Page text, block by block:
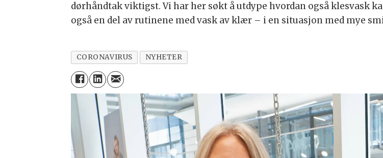
dørhåndtak viktigst. Vi har her søkt å utdype hvordan også klesvask
også en del av rutinene med vask av klær – i en situasjon med mye
CORONAVIRUS NYHETER